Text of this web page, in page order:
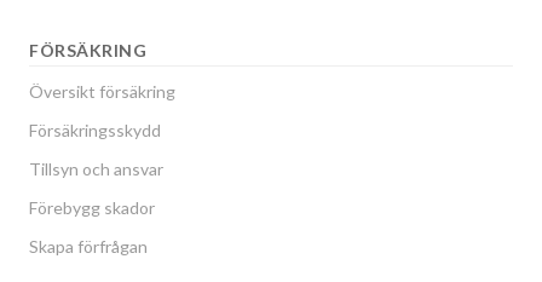
FÖRSÄKRING
Översikt försäkring
Försäkringsskydd
Tillsyn och ansvar
Förebygg skador
Skapa förfrågan